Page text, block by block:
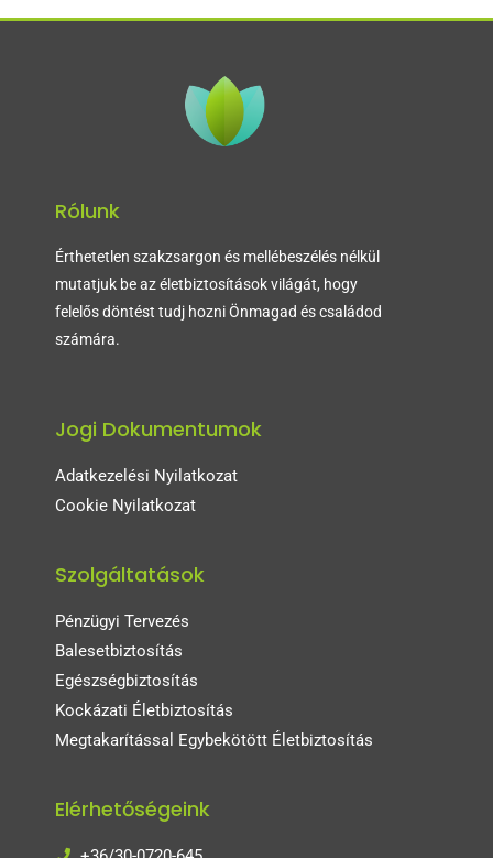
Rólunk
Érthetetlen szakzsargon és mellébeszélés nélkül
mutatjuk be az életbiztosítások világát, hogy
felelős döntést tudj hozni Önmagad és családod
számára.
Jogi Dokumentumok
Adatkezelési Nyilatkozat
Cookie Nyilatkozat
Szolgáltatások
Pénzügyi Tervezés
Balesetbiztosítás
Egészségbiztosítás
Kockázati Életbiztosítás
Megtakarítással Egybekötött Életbiztosítás
Elérhetőségeink